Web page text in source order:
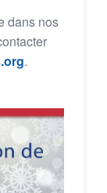
dans nos
.